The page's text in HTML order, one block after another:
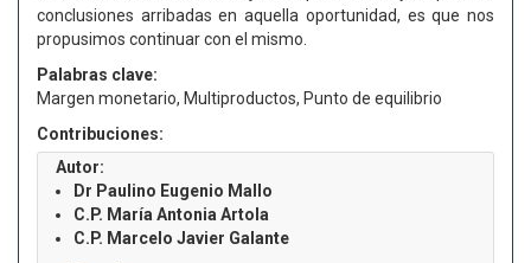
conclusiones arribadas en aquella oportunidad, es que nos
propusimos continuar con el mismo.
Palabras clave:
Margen monetario, Multiproductos, Punto de equilibrio
Contribuciones:
Autor:
Dr Paulino Eugenio Mallo
C.P. María Antonia Artola
C.P. Marcelo Javier Galante